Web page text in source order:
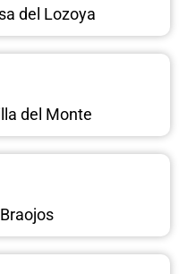
del Lozoya
del Monte